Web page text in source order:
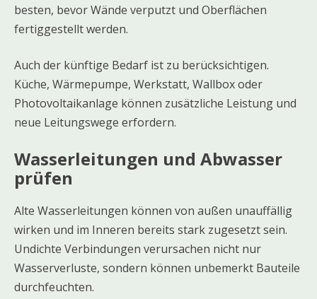
besten, bevor Wände verputzt und Oberflächen
fertiggestellt werden.
Auch der künftige Bedarf ist zu berücksichtigen.
Küche, Wärmepumpe, Werkstatt, Wallbox oder
Photovoltaikanlage können zusätzliche Leistung und
neue Leitungswege erfordern.
Wasserleitungen und Abwasser
prüfen
Alte Wasserleitungen können von außen unauffällig
wirken und im Inneren bereits stark zugesetzt sein.
Undichte Verbindungen verursachen nicht nur
Wasserverluste, sondern können unbemerkt Bauteile
durchfeuchten.